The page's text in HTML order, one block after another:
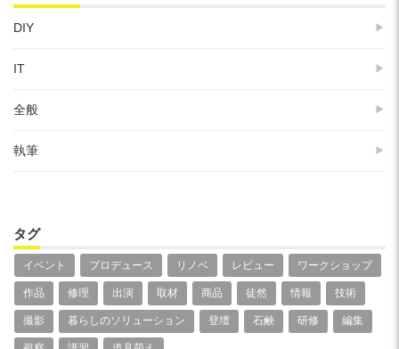
DIY
IT
全般
執筆
タグ
イベント プロデュース リノベ レビュー ワークショップ
作品 修理 出演 取材 商品 徒然 情報 技術
撮影 暮らしのソリューション 登壇 石鹸 研修 編集